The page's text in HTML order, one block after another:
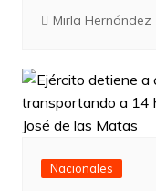
Mirla Hernández
Nacionales